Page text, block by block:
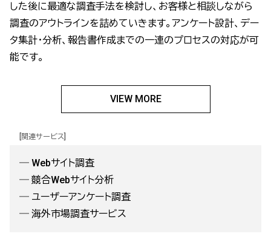
した後に最適な調査手法を検討し、お客様と相談しながら
調査のアウトラインを詰めていきます。アンケート設計、デー
タ集計・分析、報告書作成までの一連のプロセスの対応が可
能です。
VIEW MORE
[関連サービス]
― Webサイト調査
― 競合Webサイト分析
― ユーザーアンケート調査
― 海外市場調査サービス